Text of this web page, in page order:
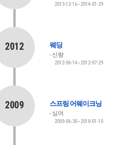
2013-12-16~2014-01-29
2012 웨딩
신랑
2012-06-14~2012-07-29
2009 스프링 어웨이크닝
싱어
2009-06-30~2010-01-10